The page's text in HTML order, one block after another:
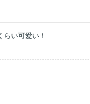
い可愛い！